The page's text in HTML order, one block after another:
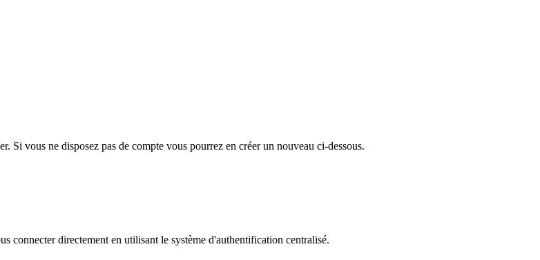
vous ne disposez pas de compte vous pourrez en créer un nouveau ci-dessous.
connecter directement en utilisant le système d'authentification centralisé.